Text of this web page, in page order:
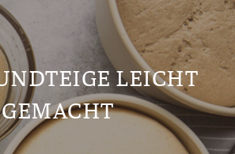
LEICHT
GEMACHT